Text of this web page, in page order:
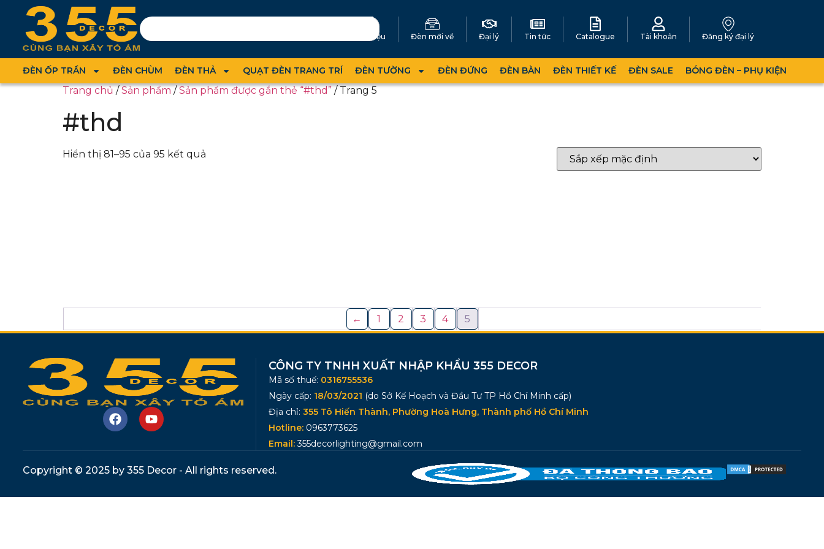
Giới thiệu Đèn mới về Đại lý Tin tức Catalogue Tài khoản Đăng ký đại lý
ĐÈN ỐP TRẦN ĐÈN CHÙM ĐÈN THẢ QUẠT ĐÈN TRANG TRÍ ĐÈN TƯỜNG ĐÈN ĐỨNG ĐÈN BÀN ĐÈN THIẾT KẾ ĐÈN SALE BÓNG ĐÈN – PHỤ KIỆN
Trang chủ/Sản phẩm/Sản phẩm được gắn thẻ “#thd”/ Trang 5
#thd
Hiển thị 81–95 của 95 kết quả
← 1 2 3 4 5
CÔNG TY TNHH XUẤT NHẬP KHẨU 355 DECOR
Mã số thuế: 0316755536
Ngày cấp: 18/03/2021 (do Sở Kế Hoạch và Đầu Tư TP Hồ Chí Minh cấp)
Địa chỉ: 355 Tô Hiến Thành, Phường Hoà Hưng, Thành phố Hồ Chí Minh
Hotline: 0963773625
Email:355decorlighting@gmail.com
Copyright © 2025 by 355 Decor - All rights reserved.